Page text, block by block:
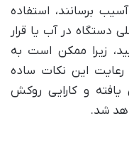
برسانند، استفاده
دستگاه در آب یا قرار
زیرا ممکن است به
رعایت این نکات ساده
یافته و کارایی روکش
شد.